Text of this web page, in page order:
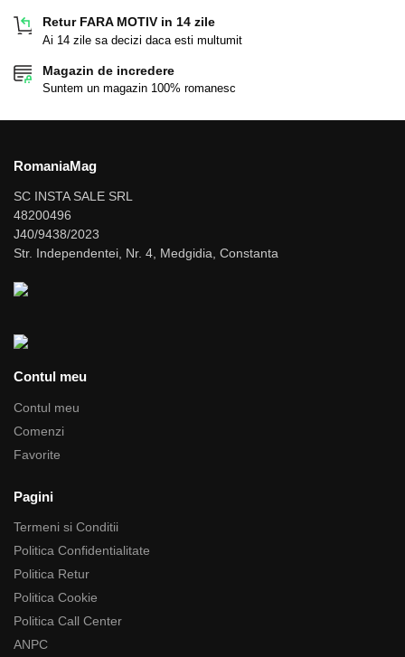
Retur FARA MOTIV in 14 zile
Ai 14 zile sa decizi daca esti multumit
Magazin de incredere
Suntem un magazin 100% romanesc
RomaniaMag
SC INSTA SALE SRL
48200496
J40/9438/2023
Str. Independentei, Nr. 4, Medgidia, Constanta
Contul meu
Contul meu
Comenzi
Favorite
Pagini
Termeni si Conditii
Politica Confidentialitate
Politica Retur
Politica Cookie
Politica Call Center
ANPC